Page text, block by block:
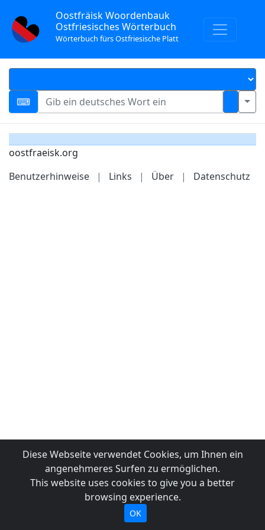
Oostfräisk Woordenbauk
Ostfriesisches Wörterbuch
Wörterbuch fürs Ostfriesische Platt
oostfraeisk.org
Benutzerhinweise
| Links | Über | Datenschutz
Diese Webseite verwendet Cookies, um Ihnen ein
angenehmeres Surfen zu ermöglichen.
This website uses cookies to give you a better
browsing experience.
OK